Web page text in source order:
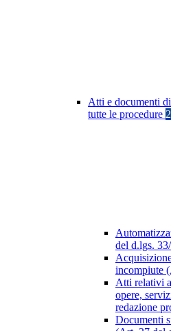
Atti e documenti
tutte le procedure
del d.lgs.
incompiute
Atti relativi
opere,
redazione
Documenti